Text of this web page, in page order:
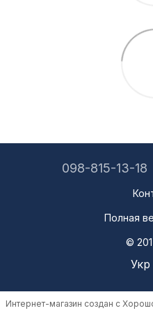
098-815-13-18
Полная
©
Укр
Интернет-магазин создан с